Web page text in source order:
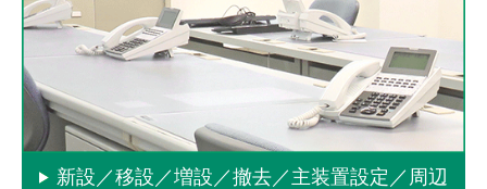
新設／移設／増設／撤去／主装置設定／周辺